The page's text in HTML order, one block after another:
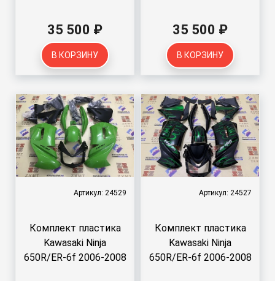
35 500 ₽
В КОРЗИНУ
35 500 ₽
В КОРЗИНУ
Артикул: 24529
Комплект пластика
Kawasaki Ninja
650R/ER-6f 2006-2008
Артикул: 24527
Комплект пластика
Kawasaki Ninja
650R/ER-6f 2006-2008